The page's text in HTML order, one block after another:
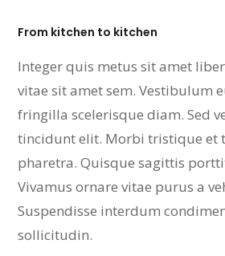
From kitchen to kitchen
Integer quis metus sit amet
vitae sit amet sem. Vestibulum
fringilla scelerisque diam. Sed
tincidunt elit. Morbi tristique et
pharetra. Quisque sagittis
Vivamus ornare vitae purus a
Suspendisse interdum
sollicitudin.